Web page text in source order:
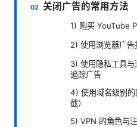
关闭广告的常用方法
1) 购买 YouTube
2) 使用浏览器广告
3) 使用隐私工具
追踪广告
4) 使用域名级别
截）
5) VPN 的角色与